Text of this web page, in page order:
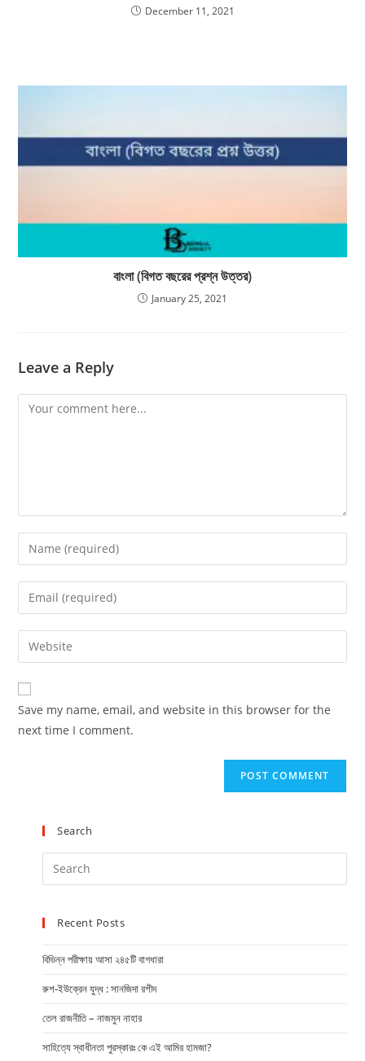
December 11, 2021
বাংলা (বিগত বছরের প্রশ্ন উত্তর)
January 25, 2021
Leave a Reply
Save my name, email, and website in this browser for the
next time I comment.
Search
Recent Posts
বিভিন্ন পরীক্ষায় আসা ২৪৫টি বাগধারা
রুশ-ইউক্রেন যুদ্ধ : সানজিদা রশীদ
তেল রাজনীতি – নাজমুন নাহার
সাহিত্যে স্বাধীনতা পুরস্কারঃ কে এই আমির হামজা?